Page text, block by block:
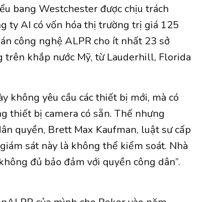
bang Westchester được chịu trách
ty AI có vốn hóa thị trường trị giá 125
công nghệ ALPR cho ít nhất 23 sở
trên khắp nước Mỹ, từ Lauderhill, Florida
không yêu cầu các thiết bị mới, mà có
thiết bị camera có sẵn. Thế nhưng
quyền, Brett Max Kaufman, luật sư cấp
sát này là không thể kiểm soát. Nhà
đủ bảo đảm với quyền công dân”.